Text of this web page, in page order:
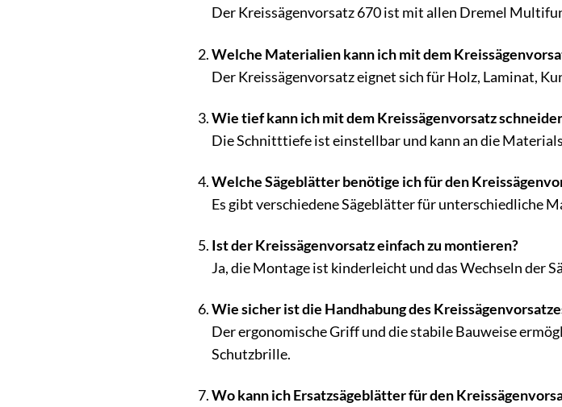
Der Kreissägenvorsatz 670 ist mit allen Dremel
Welche Materialien kann ich mit dem
Der Kreissägenvorsatz eignet sich für Holz, Laminat,
Wie tief kann ich mit dem Kreissägenvorsatz
Die Schnitttiefe ist einstellbar und kann an die
Welche Sägeblätter benötige ich für den
Es gibt verschiedene Sägeblätter für unterschiedliche
Ist der Kreissägenvorsatz einfach zu montieren?
Ja, die Montage ist kinderleicht und das Wechseln der
Wie sicher ist die Handhabung des
Der ergonomische Griff und die stabile Bauweise
Schutzbrille.
Wo kann ich Ersatzsägeblätter für den